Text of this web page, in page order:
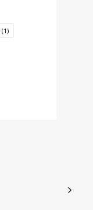
(1)